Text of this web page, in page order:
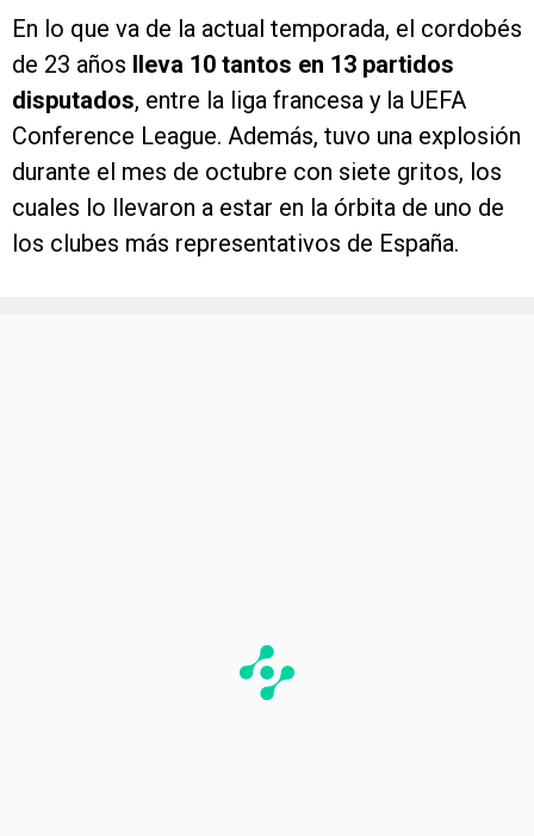
En lo que va de la actual temporada, el cordobés
de 23 años
lleva 10 tantos en 13 partidos
disputados, entre la liga francesa y la UEFA
Conference League. Además, tuvo una explosión
durante el mes de octubre con siete gritos, los
cuales lo llevaron a estar en la órbita de uno de
los clubes más representativos de España.